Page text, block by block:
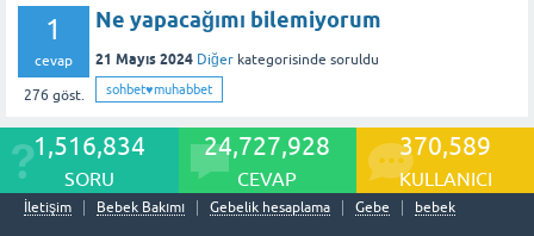
1
cevap
276 göst.
Ne yapacağımı bilemiyorum
21 Mayıs 2024 Diğer kategorisinde soruldu
sohbet♥️muhabbet
1,516,834
SORU
24,727,928
CEVAP
370,589
KULLANICI
İletişim Bebek Bakımı Gebelik hesaplama Gebe bebek